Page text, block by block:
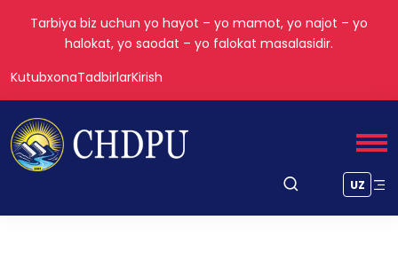
Tarbiya biz uchun yo hayot – yo mamot, yo najot – yo
halokat, yo saodat – yo falokat masalasidir.
KutubxonaTadbirlarKirish
UZ